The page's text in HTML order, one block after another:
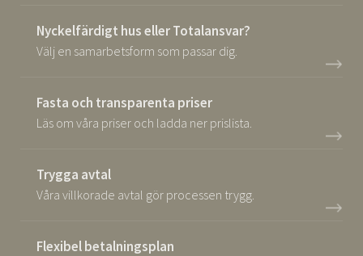
Nyckelfärdigt hus eller Totalansvar?
Välj en samarbetsform som passar dig.
Fasta och transparenta priser
Läs om våra priser och ladda ner prislista.
Trygga avtal
Våra villkorade avtal gör processen trygg.
Flexibel betalningsplan